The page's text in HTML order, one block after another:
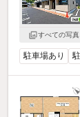
すべての写真
駐車場あり